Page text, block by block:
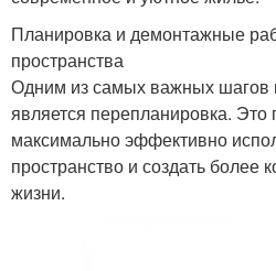
Планировка и демонтажные
пространства
Одним из самых важных шагов
является перепланировка. Это
максимально эффективно
пространство и создать
жизни.